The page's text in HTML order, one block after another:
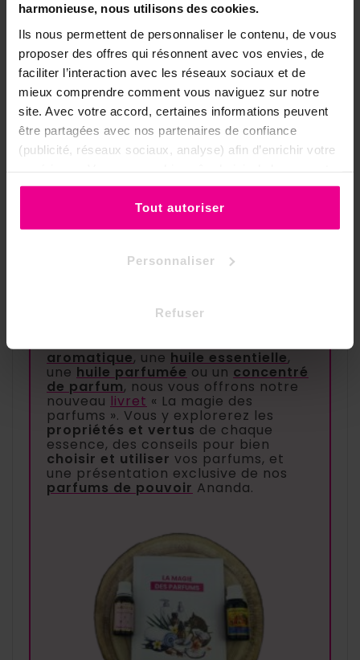
harmonieuse, nous utilisons des cookies.
Ils nous permettent de personnaliser le contenu, de vous
proposer des offres qui résonnent avec vos envies, de
faciliter l’interaction avec les réseaux sociaux et de
mieux comprendre comment vous naviguez sur notre
site. Avec votre accord, certaines informations peuvent
être partagées avec nos partenaires de confiance
(publicité, réseaux sociaux, analyse) afin d’enrichir votre
ou de les refuser.
Tout autoriser
Personnaliser
Refuser
essentielle HEBBD ?
Toutes nos huiles essentielles portent le
label de qualité H.E.B.B.D qui signifie Huile
Essentielle Botaniquement et
Biochimiquement Défini. Ce label garanti
que les plantes utilisées pour la
fabrication sont issus d’une espèce
d’extraction des arômes sont respectueux
de la qualité de la plante et que les huiles
essentielles complètement naturelles et
aromatique, une huile essentielle,
une huile parfumée ou un concentré
de parfum, nous vous offrons notre
nouveau livret « La magie des
parfums ». Vous y explorerez les
propriétés et vertus de chaque
essence, des conseils pour bien
choisir et utiliser vos parfums, et
une présentation exclusive de nos
parfums de pouvoir Ananda.